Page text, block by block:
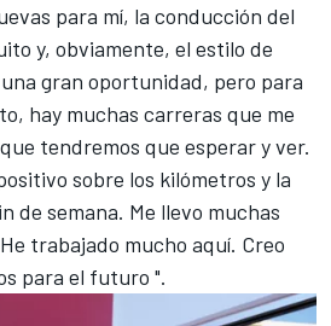
para mí, la conducción del
y, obviamente, el estilo de
gran oportunidad, pero para
hay muchas carreras que me
tendremos que esperar y ver.
sobre los kilómetros y la
de semana. Me llevo muchas
trabajado mucho aquí. Creo
para el futuro ".